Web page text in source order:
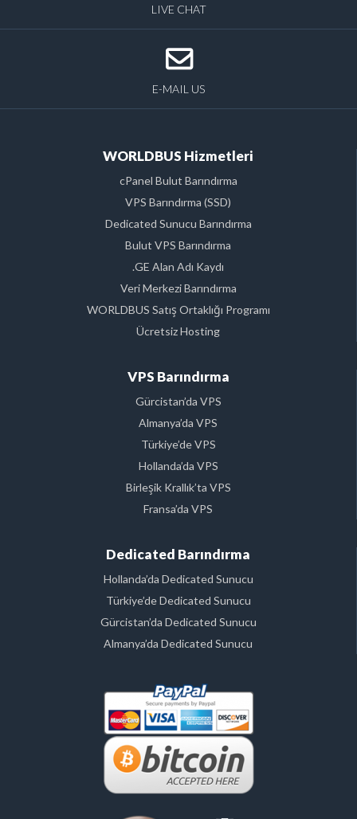
LIVE CHAT
E-MAIL US
WORLDBUS Hizmetleri
cPanel Bulut Barındırma
VPS Barındırma (SSD)
Dedicated Sunucu Barındırma
Bulut VPS Barındırma
.GE Alan Adı Kaydı
Veri Merkezi Barındırma
WORLDBUS Satış Ortaklığı Programı
Ücretsiz Hosting
VPS Barındırma
Gürcistan’da VPS
Almanya’da VPS
Türkiye’de VPS
Hollanda’da VPS
Birleşik Krallık’ta VPS
Fransa’da VPS
Dedicated Barındırma
Hollanda’da Dedicated Sunucu
Türkiye’de Dedicated Sunucu
Gürcistan’da Dedicated Sunucu
Almanya’da Dedicated Sunucu